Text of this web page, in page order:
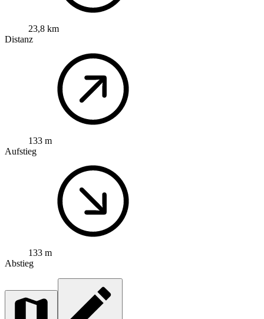
23,8 km
Distanz
133 m
Aufstieg
133 m
Abstieg